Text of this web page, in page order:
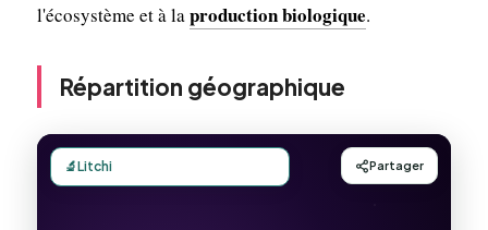
l'écosystème et à laproduction biologique.
Répartition géographique